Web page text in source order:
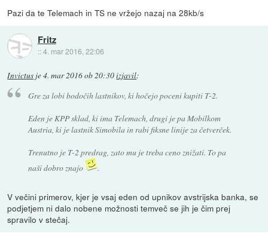
Pazi da te Telemach in TS ne vržejo nazaj na 28kb/s
Fritz
::4. mar 2016, 22:06
Invictus je4. mar 2016 ob 20:30izjavil:
Gre za lobi bodočih lastnikov, ki hočejo poceni kupiti T-2.
Eden je KPP sklad, ki ima Telemach, drugi je pa Mobilkom
Austria, ki je lastnik Simobila in rabi fiksne linije za četverček.
Trenutno je T-2 predrag, zato mu je treba ceno znižati. To pa
naši dobro znajo
.
V večini primerov, kjer je vsaj eden od upnikov avstrijska banka, se
podjetjem ni dalo nobene možnosti temveč se jih je čim prej
spravilo v stečaj.